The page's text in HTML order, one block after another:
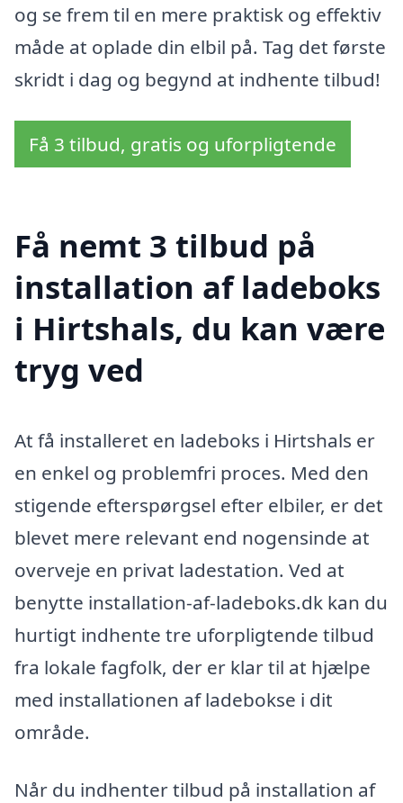
og se frem til en mere praktisk og effektiv
måde at oplade din elbil på. Tag det første
skridt i dag og begynd at indhente tilbud!
Få 3 tilbud, gratis og uforpligtende
Få nemt 3 tilbud på
installation af ladeboks
i Hirtshals, du kan være
tryg ved
At få installeret en ladeboks i Hirtshals er
en enkel og problemfri proces. Med den
stigende efterspørgsel efter elbiler, er det
blevet mere relevant end nogensinde at
overveje en privat ladestation. Ved at
benytte installation-af-ladeboks.dk kan du
hurtigt indhente tre uforpligtende tilbud
fra lokale fagfolk, der er klar til at hjælpe
med installationen af ladebokse i dit
område.
Når du indhenter tilbud på installation af